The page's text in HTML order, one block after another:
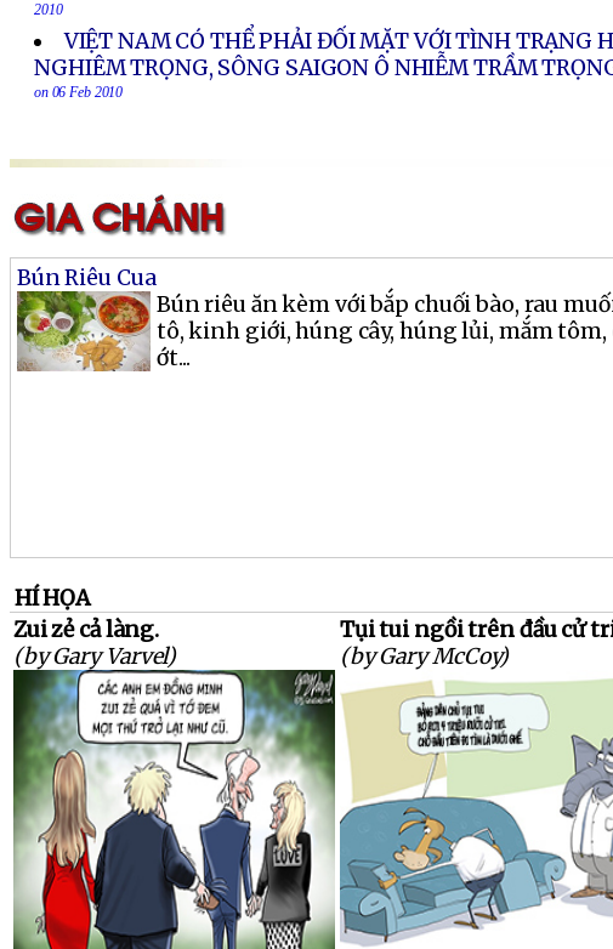
2010
VIỆT NAM CÓ THỂ PHẢI ĐỐI MẶT VỚI TÌNH TRẠNG
NGHIÊM TRỌNG, SÔNG SAIGON Ô NHIỄM TRẦM
on 06 Feb 2010
Bún Riêu Cua
Bún riêu ăn kèm với bắp chuối bào, rau
tô, kinh giới, húng cây, húng lủi, mắm tôm,
ớt...
HÍ HỌA
Zui zẻ cả làng.
(by Gary Varvel)
Tụi tui ngồi trên đầu cử
(by Gary McCoy)